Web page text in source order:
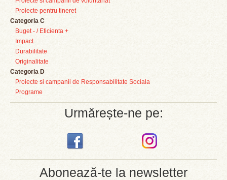
Proiecte pentru tineret
Categoria C
Buget - / Eficienta +
Impact
Durabilitate
Originalitate
Categoria D
Proiecte si campanii de Responsabilitate Sociala
Programe
Urmărește-ne pe:
Abonează-te la newsletter